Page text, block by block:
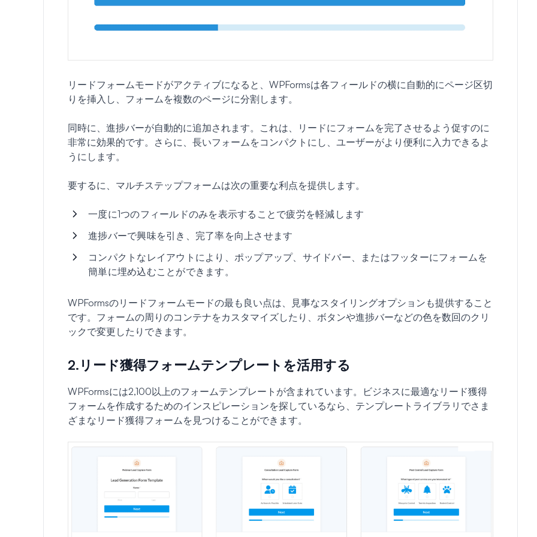
リードフォームモードがアクティブになると、WPFormsは各フィールドの横に自動的にページ区切
りを挿入し、フォームを複数のページに分割します。
同時に、進捗バーが自動的に追加されます。これは、リードにフォームを完了させるよう促すのに
非常に効果的です。さらに、長いフォームをコンパクトにし、ユーザーがより便利に入力できるよ
うにします。
要するに、マルチステップフォームは次の重要な利点を提供します。
一度に1つのフィールドのみを表示することで疲労を軽減します
進捗バーで興味を引き、完了率を向上させます
コンパクトなレイアウトにより、ポップアップ、サイドバー、またはフッターにフォームを
簡単に埋め込むことができます。
WPFormsのリードフォームモードの最も良い点は、見事なスタイリングオプションも提供すること
です。フォームの周りのコンテナをカスタマイズしたり、ボタンや進捗バーなどの色を数回のクリ
ックで変更したりできます。
2.リード獲得フォームテンプレートを活用する
WPFormsには2,100以上のフォームテンプレートが含まれています。ビジネスに最適なリード獲得
フォームを作成するためのインスピレーションを探しているなら、テンプレートライブラリでさま
ざまなリード獲得フォームを見つけることができます。